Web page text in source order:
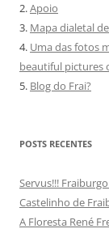
2.Apoio
3. Mapa dialetal
4. Uma das fotos
beautiful pictures
5. Blog do Frai?
POSTS RECENTES
Servus!!!
Castelinho de
A Floresta René